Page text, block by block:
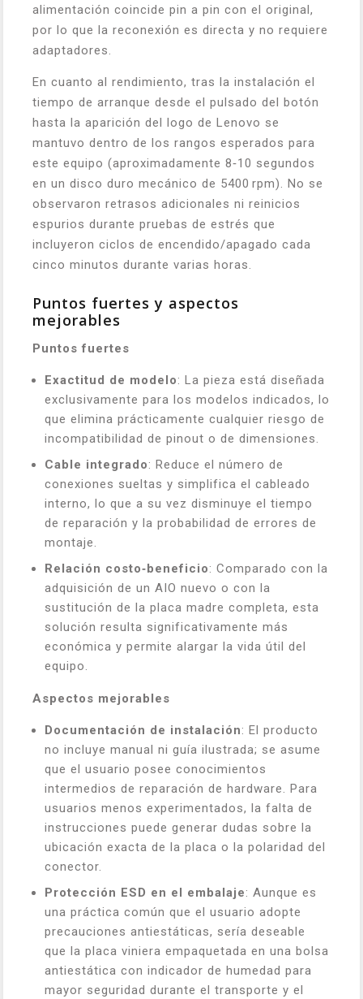
alimentación coincide pin a pin con el original,
por lo que la reconexión es directa y no requiere
adaptadores.
En cuanto al rendimiento, tras la instalación el
tiempo de arranque desde el pulsado del botón
hasta la aparición del logo de Lenovo se
mantuvo dentro de los rangos esperados para
este equipo (aproximadamente 8‑10 segundos
en un disco duro mecánico de 5400 rpm). No se
observaron retrasos adicionales ni reinicios
espurios durante pruebas de estrés que
incluyeron ciclos de encendido/apagado cada
cinco minutos durante varias horas.
Puntos fuertes y aspectos
mejorables
Puntos fuertes
Exactitud de modelo: La pieza está diseñada
exclusivamente para los modelos indicados, lo
que elimina prácticamente cualquier riesgo de
incompatibilidad de pinout o de dimensiones.
Cable integrado: Reduce el número de
conexiones sueltas y simplifica el cableado
interno, lo que a su vez disminuye el tiempo
de reparación y la probabilidad de errores de
montaje.
Relación costo‑beneficio: Comparado con la
adquisición de un AIO nuevo o con la
sustitución de la placa madre completa, esta
solución resulta significativamente más
económica y permite alargar la vida útil del
equipo.
Aspectos mejorables
Documentación de instalación: El producto
no incluye manual ni guía ilustrada; se asume
que el usuario posee conocimientos
intermedios de reparación de hardware. Para
usuarios menos experimentados, la falta de
instrucciones puede generar dudas sobre la
ubicación exacta de la placa o la polaridad del
conector.
Protección ESD en el embalaje: Aunque es
una práctica común que el usuario adopte
precauciones antiestáticas, sería deseable
que la placa viniera empaquetada en una bolsa
antiestática con indicador de humedad para
mayor seguridad durante el transporte y el